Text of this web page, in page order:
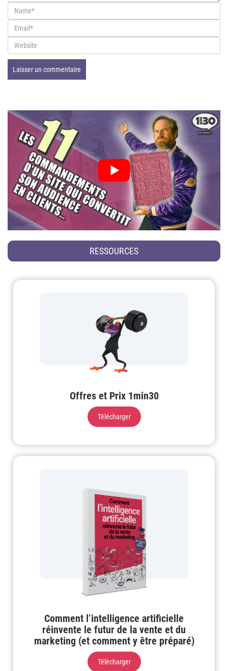
RESSOURCES
Offres et Prix 1min30
Télécharger
Comment l’intelligence artificielle
réinvente le futur de la vente et du
marketing (et comment y être préparé)
Télécharger